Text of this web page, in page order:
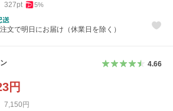
327pt 5%
文で明日にお届け（休業日を除く）
4.66
円
7,150円